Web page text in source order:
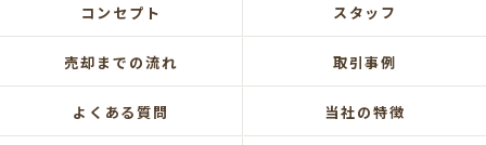
コンセプト スタッフ
売却までの流れ 取引事例
よくある質問 当社の特徴